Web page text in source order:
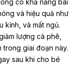
có khả năng bài
và hiệu quả như
kỉnh, và mất ngủ.
lượng cà phê,
trong giai đoạn này.
sau khi cho bé